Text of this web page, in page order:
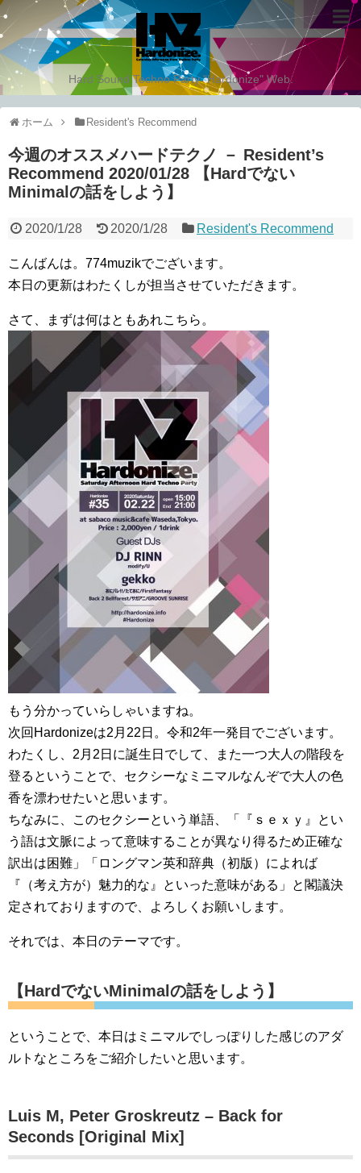
Hard Sound Techno Party "Hardonize" Web.
ホーム Resident's Recommend
今週のオススメハードテクノ － Resident’s
Recommend 2020/01/28 【Hardでない
Minimalの話をしよう】
2020/1/28 2020/1/28 Resident's Recommend
こんばんは。774muzikでございます。
本日の更新はわたくしが担当させていただきます。
さて、まずは何はともあれこちら。
もう分かっていらしゃいますね。
次回Hardonizeは2月22日。令和2年一発目でございます。
わたくし、2月2日に誕生日でして、また一つ大人の階段を
登るということで、セクシーなミニマルなんぞで大人の色
香を漂わせたいと思います。
ちなみに、このセクシーという単語、「『ｓｅｘｙ』とい
う語は文脈によって意味することが異なり得るため正確な
訳出は困難」「ロングマン英和辞典（初版）によれば
『（考え方が）魅力的な』といった意味がある」と閣議決
定されておりますので、よろしくお願いします。
それでは、本日のテーマです。
【HardでないMinimalの話をしよう】
ということで、本日はミニマルでしっぽりした感じのアダ
ルトなところをご紹介したいと思います。
Luis M, Peter Groskreutz – Back for
Seconds [Original Mix]